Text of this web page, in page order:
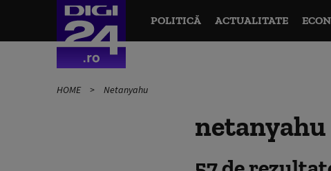
POLITICĂ ACTUALITATE
HOME Netanyahu
netanyahu